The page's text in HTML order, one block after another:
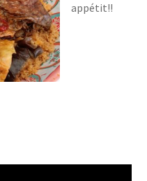
appétit!!